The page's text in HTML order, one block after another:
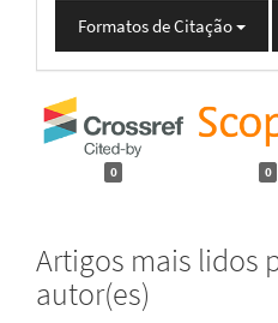
Formatos de Citação
0 0
Artigos mais lidos
autor(es)